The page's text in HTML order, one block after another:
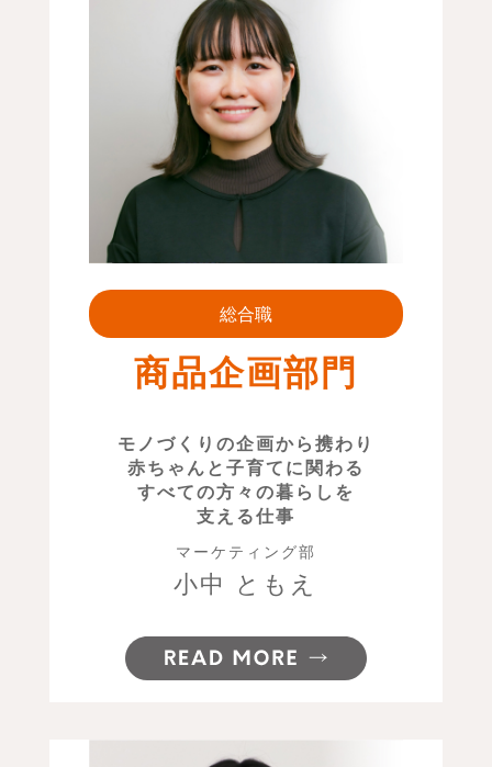
総合職
商品企画部門
モノづくりの企画から携わり
赤ちゃんと子育てに関わる
すべての方々の暮らしを
支える仕事
マーケティング部
小中 ともえ